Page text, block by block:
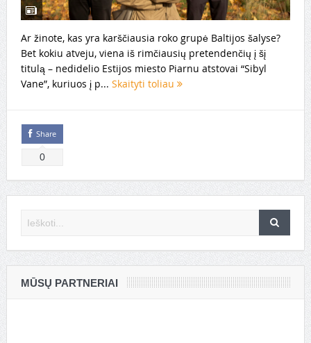
Ar žinote, kas yra karščiausia roko grupė Baltijos šalyse?
Bet kokiu atveju, viena iš rimčiausių pretendenčių į šį
titulą – nedidelio Estijos miesto Piarnu atstovai “Sibyl
Vane”, kuriuos į p... Skaityti toliau
Share
0
MŪSŲ PARTNERIAI